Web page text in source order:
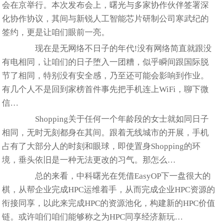
会在京举行。本次发布会上，曙光与多家协作伙伴签署深
化协作协议，其间与新锐人工智能芯片研制公司寒武纪的
签约，更是让咱们眼前一亮。
现在是无网络不日子的年代!没有网络简直就跟没
有电相同，让咱们的日子堕入一团糟，似乎瞬间跟国际脱
节了相同，特别没有安全感，乃至还可能会影响到作业。
有几个人不是回到家榜首件事先把手机连上WiFi，聊下微
信…
Shopping关于任何一个年龄段的女士就如同日子
相同，无时无刻都身在其间。跟着无线城市的开展，手机
占有了大部分人的时刻和眼球，即使置身Shopping的环
境，垂头依旧是一种无法更改的习气。那怎么…
总的来看，中科曙光在凭借EasyOP下一盘很大的
棋，从帮企业完成HPC运维着手，从而完成企业HPC资源的
衔接同享，以此来完成HPC的资源池化，构建新的HPC价值
链。或许咱们咱们能够称之为HPC同享经济新玩…